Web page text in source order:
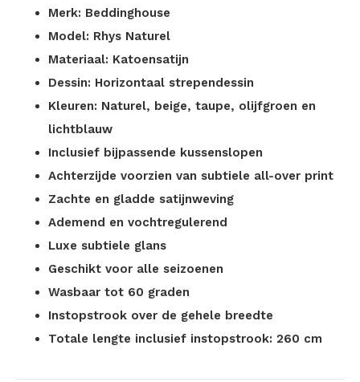
Merk: Beddinghouse
Model: Rhys Naturel
Materiaal: Katoensatijn
Dessin: Horizontaal strependessin
Kleuren: Naturel, beige, taupe, olijfgroen en
lichtblauw
Inclusief bijpassende kussenslopen
Achterzijde voorzien van subtiele all-over print
Zachte en gladde satijnweving
Ademend en vochtregulerend
Luxe subtiele glans
Geschikt voor alle seizoenen
Wasbaar tot 60 graden
Instopstrook over de gehele breedte
Totale lengte inclusief instopstrook: 260 cm